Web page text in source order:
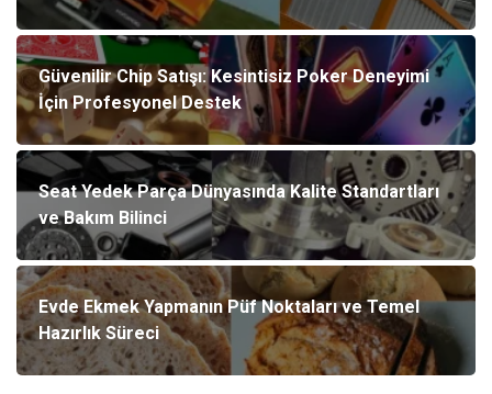
Güvenilir Chip Satışı: Kesintisiz Poker Deneyimi
İçin Profesyonel Destek
Seat Yedek Parça Dünyasında Kalite Standartları
ve Bakım Bilinci
Evde Ekmek Yapmanın Püf Noktaları ve Temel
Hazırlık Süreci